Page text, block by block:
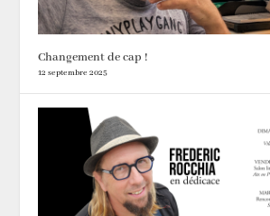
Changement de cap !
12 septembre 2025